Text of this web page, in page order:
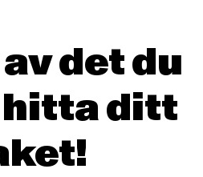
det du
ditt